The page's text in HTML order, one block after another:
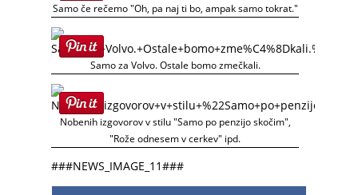
Samo če rečemo "Oh, pa naj ti bo, ampak samo tokrat."
Samo za Volvo. Ostale bomo zmečkali.
Nobenih izgovorov v stilu "Samo po penzijo skočim",
"Rože odnesem v cerkev" ipd.
###NEWS_IMAGE_11###